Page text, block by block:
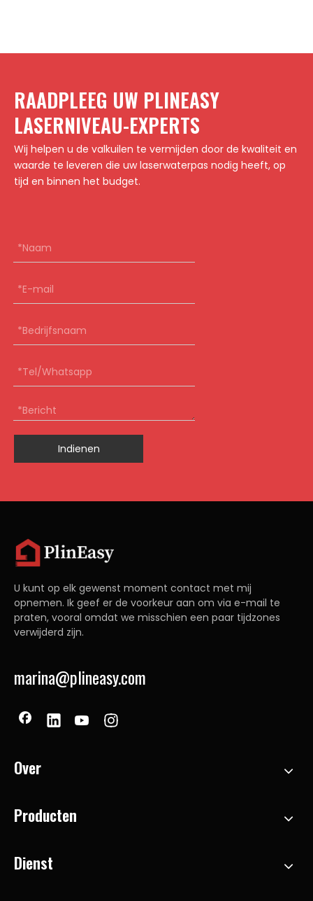
RAADPLEEG UW PLINEASY
LASERNIVEAU-EXPERTS
Wij helpen u de valkuilen te vermijden door de kwaliteit en
waarde te leveren die uw laserwaterpas nodig heeft, op
tijd en binnen het budget.
Indienen
U kunt op elk gewenst moment contact met mij
opnemen. Ik geef er de voorkeur aan om via e-mail te
praten, vooral omdat we misschien een paar tijdzones
verwijderd zijn.
marina@plineasy.com
Over
Producten
Dienst